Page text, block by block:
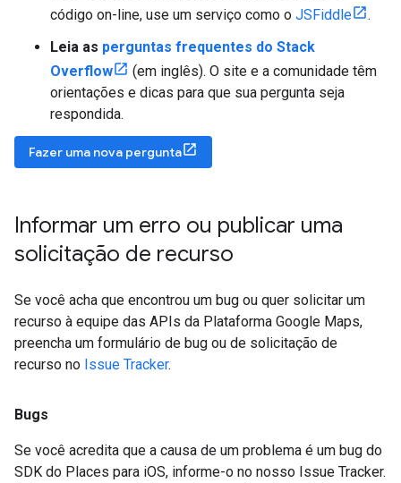
código on-line, use um serviço como o JSFiddle
.
Leia as perguntas frequentes do Stack
Overflow
(em inglês). O site e a comunidade têm
orientações e dicas para que sua pergunta seja
respondida.
Fazer uma nova pergunta
Informar um erro ou publicar uma
solicitação de recurso
Se você acha que encontrou um bug ou quer solicitar um
recurso à equipe das APIs da Plataforma Google Maps,
preencha um formulário de bug ou de solicitação de
recurso no Issue Tracker.
Bugs
Se você acredita que a causa de um problema é um bug do
SDK do Places para iOS, informe-o no nosso Issue Tracker.